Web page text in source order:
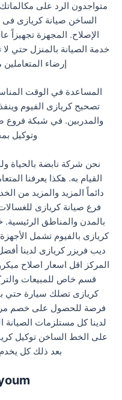
متواجدون الرد على
الساخن صيانة كريازى
الإصلاح. المجهزة تجهيزاً
خدمة الصيانة بالمنزل حتي
إرضاء المتعاملين
المساعدة في الوقت
تصحيح كريازى الفيوم
وتوكيل
نحن شركة نابضة بالحياة
القيام به. هكذا يعرفنا
دائماً المزيد والمزيد من
فرع صيانة كريازى
بالمدن والمناطق
كريازى بالفيوم تشمل
ديب فريزر كريازى لدينا
المركز اقل اسعار اصلاح
قسم خاص للمبيعات
كريازى تصلك سيارة حتي
فرصة للحصول على خصم
لدينا كل مستلزمات الصيانة
بعد ذلك كل يخدم